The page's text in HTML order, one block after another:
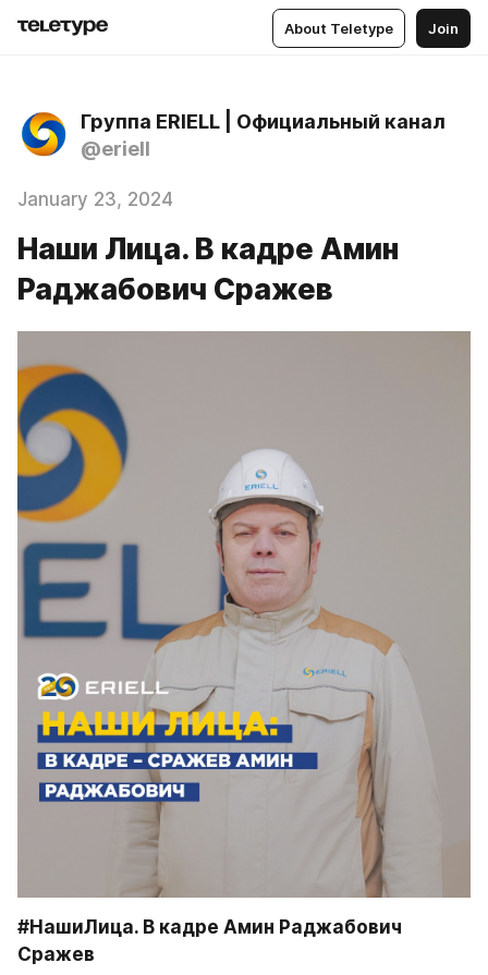
About Teletype Join
Группа ERIELL | Официальный канал
@eriell
January 23, 2024
Наши Лица. В кадре Амин
Раджабович Сражев
#НашиЛица. В кадре Амин Раджабович
Сражев